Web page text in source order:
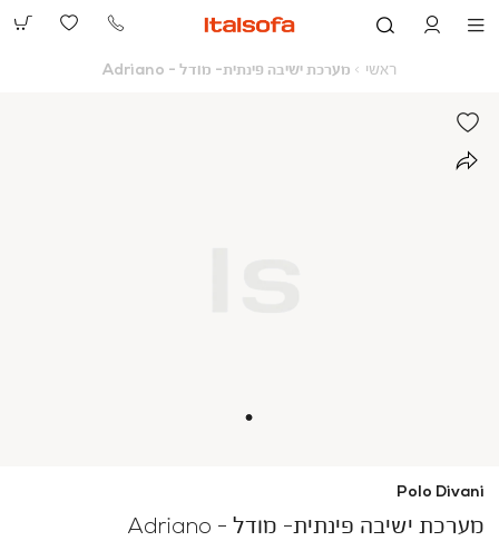
073-
ראשי ראשי
מערכת ישיבה פינתית- מודל - Adriano
Polo Divani
מערכת ישיבה פינתית- מודל - Adriano